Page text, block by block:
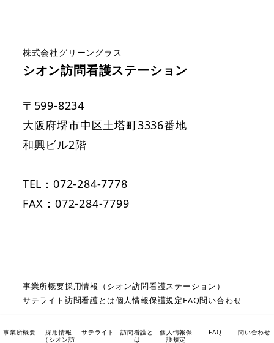
株式会社グリーングラス
シオン訪問看護ステーション
〒599-8234
大阪府堺市中区土塔町3336番地
和興ビル2階
TEL：072-284-7778
FAX：072-284-7799
事業所概要採用情報（シオン訪問看護ステーション）
サテライト 訪問看護とは個人情報保護規定FAQ問い合わせ
事業所概要
採用情報
（シオン訪
サテライト
訪問看護と
は
個人情報保
護規定
FAQ 問い合わせ